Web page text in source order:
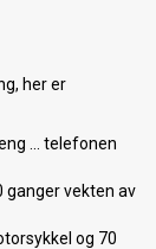
her er
... telefonen
ganger vekten av
og 70